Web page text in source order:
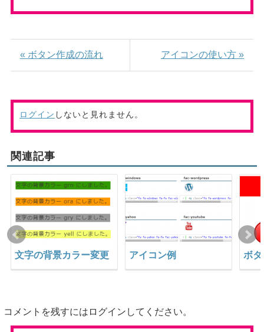
« ボタン作成の流れ アイコンの使い方 »
ログイン しないと見れません。
関連記事
文字の背景カラー変更 アイコン例 ボ
コメントを残すにはログインしてください。